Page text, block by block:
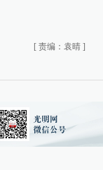
[ 责编：袁晴 ]